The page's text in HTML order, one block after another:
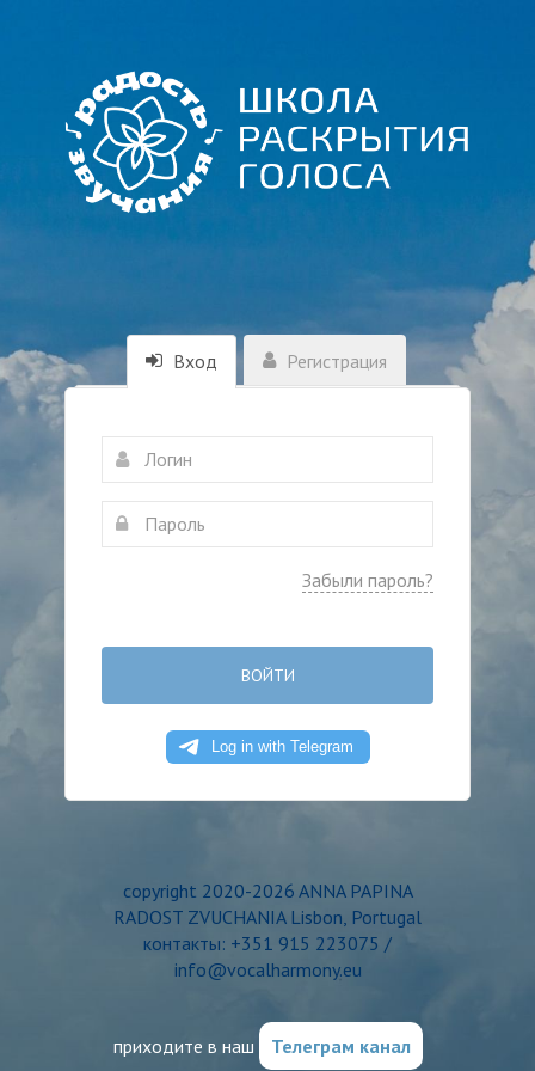
Вход Регистрация
Забыли пароль?
ВОЙТИ
copyright 2020-2026 ANNA PAPINA
RADOST ZVUCHANIA Lisbon, Portugal
контакты: +351 915 223075 /
info@vocalharmony.eu
приходите в наш Телеграм канал